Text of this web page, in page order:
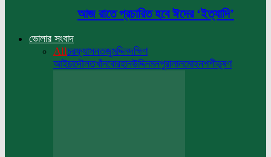
আজ রাতে প্রচারিত হবে ঈদের ‘ইত্যাদি’
ভোলার সংবাদ
Allচরফ্যাসনতজুমদ্দিনদক্ষিণ
আইচাদৌলতখাঁনবোরহানউদ্দিনমনপুরালালমোহনশশীভূষণ